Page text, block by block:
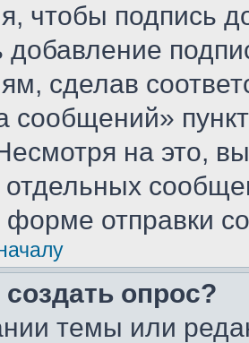
чтобы подпись
добавление
сделав
сообщений»
на это,
отдельных
форме отправки
опрос?
темы или